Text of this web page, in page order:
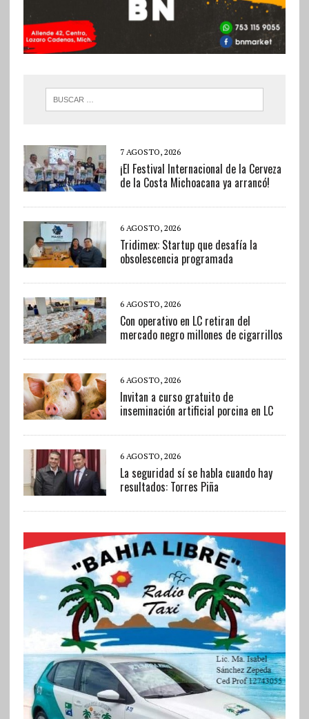
7 AGOSTO, 2026
¡El Festival Internacional de la Cerveza
de la Costa Michoacana ya arrancó!
6 AGOSTO, 2026
Tridimex: Startup que desafía la
obsolescencia programada
6 AGOSTO, 2026
Con operativo en LC retiran del
mercado negro millones de cigarrillos
6 AGOSTO, 2026
Invitan a curso gratuito de
inseminación artificial porcina en LC
6 AGOSTO, 2026
La seguridad sí se habla cuando hay
resultados: Torres Piña